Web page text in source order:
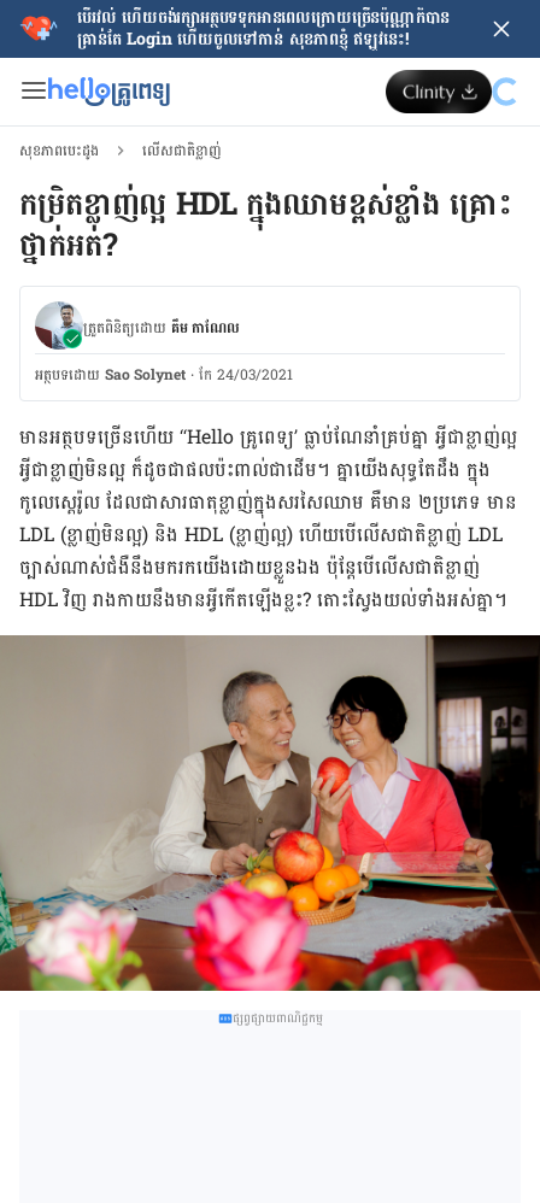
បើរវល់ ហើយចង់​រក្សាអត្ថបទទុកអានពេលក្រោយ​ច្រើនប៉ុណ្ណាក៏បាន
គ្រាន់តែ​ Login ហើយចូលទៅកាន់ សុខភាពខ្ញុំ ឥឡូវនេះ!
សុខភាពបេះដូង លើសជាតិខ្លាញ់
កម្រិត​ខ្លាញ់ល្អ HDL ក្នុង​ឈាម​ខ្ពស់ខ្លាំង គ្រោះ​
ថ្នាក់​អត់?
ត្រួតពិនិត្យដោយ គឹម កាណែល
អត្ថបទ​ដោយ Sao Solynet ·កែ 24/03/2021
មាន​អត្ថបទ​ច្រើន​ហើយ “Hello គ្រូពេទ្យ’ ធ្លាប់​ណែ​នាំ​គ្រប់​គ្នា អ្វី​ជា​ខ្លាញ់​ល្អ
អ្វី​ជា​ខ្លាញ់​មិន​ល្អ ក៏​ដូច​ជា​ផល​ប៉ះពាល់​ជាដើម។ គ្នា​យើង​សុទ្ធ​តែ​ដឹង ក្នុង​
កូលេស្តេរ៉ូល ដែល​ជាសារធាតុ​ខ្លាញ់​ក្នុង​សរសៃឈាម គឺ​មាន ២ប្រភេទ មាន
LDL (ខ្លាញ់​មិន​ល្អ) និង HDL (ខ្លាញ់ល្អ) ហើយ​បើ​លើស​ជាតិ​ខ្លាញ់ LDL
ច្បាស់​ណាស់​ជំងឺ​នឹង​មក​រក​យើង​ដោយ​ខ្លួនឯង ប៉ុន្តែ​បើ​លើស​ជាតិ​ខ្លាញ់
HDL វិញ រាង​កាយ​នឹង​មាន​អ្វី​កើត​ឡើង​ខ្លះ? តោះ​ស្វែង​យល់​ទាំង​អស់​គ្នា។
ផ្សព្វផ្សាយពាណិជ្ជកម្ម